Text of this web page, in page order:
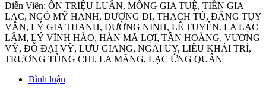
Diễn Viên: ÔN TRIỆU LUÂN, MÔNG GIA TUỆ, TIỀN GIA
LẠC, NGÔ MỸ HẠNH, DƯƠNG DI, THẠCH TÚ, ĐẶNG TỤY
VÂN, LÝ GIA THANH, ĐƯỜNG NINH, LÊ TUYÊN. LA LẠC
LÂM, LÝ VĨNH HÀO, HÀN MÃ LỢI, TẦN HOÀNG, VƯƠNG
VỸ, ĐỖ ĐẠI VỸ, LƯU GIANG, NGẢI UY, LIÊU KHẢI TRÍ,
TRƯƠNG TÙNG CHI, LA MÃNG, LẠC ỨNG QUÂN
Bình luận